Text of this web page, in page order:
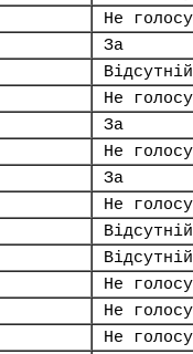
Не
За
Відсутній
Не
За
Не
За
Не
Відсутній
Відсутній
Не
Не
Не